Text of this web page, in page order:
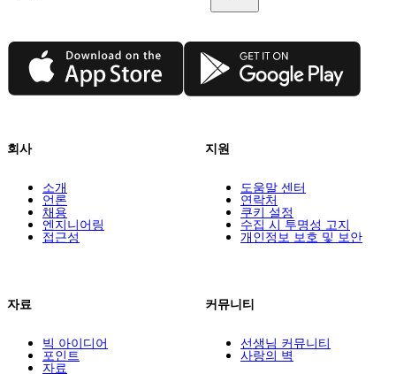
App Store Google Play
회사
소개
언론
채용
엔지니어링
접근성
자료
빅 아이디어
포인트
자료
지원
도움말 센터
연락처
쿠키 설정
수집 시 투명성 고지
개인정보 보호 및 보안
커뮤니티
선생님 커뮤니티
사랑의 벽